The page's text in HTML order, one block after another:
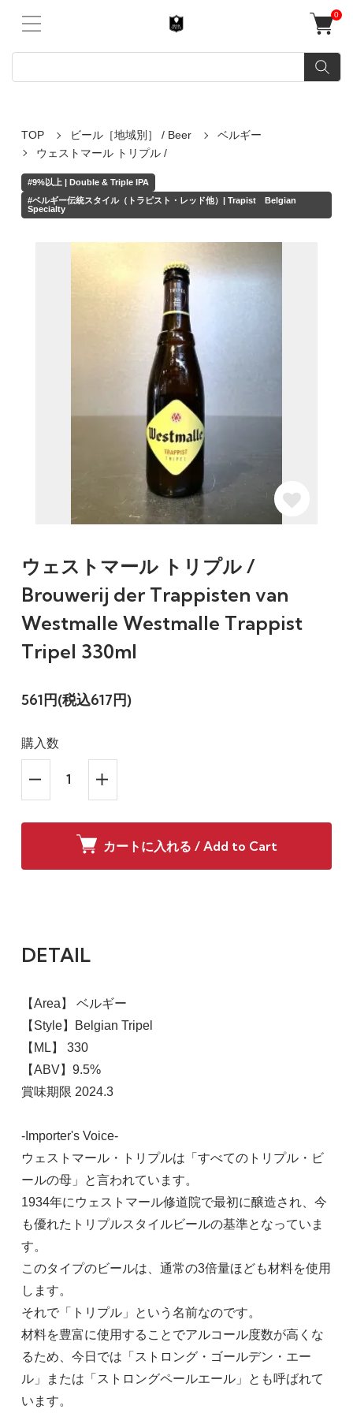
0
TOP ビール［地域別］ / Beer
ベルギー
ウェストマール トリプル /
#9%以上 | Double & Triple IPA
#ベルギー伝統スタイル（トラピスト・レッド他）| Trapist Belgian
Specialty
ウェストマール トリプル /
Brouwerij der Trappisten van
Westmalle Westmalle Trappist
Tripel 330ml
561円(税込617円)
購入数
カートに入れる / Add to Cart
DETAIL
【Area】 ベルギー
【Style】Belgian Tripel
【ML】 330
【ABV】9.5%
賞味期限 2024.3
-Importer's Voice-
ウェストマール・トリプルは「すべてのトリプル・ビ
ールの母」と言われています。
1934年にウェストマール修道院で最初に醸造され、今
も優れたトリプルスタイルビールの基準となっていま
す。
このタイプのビールは、通常の3倍量ほども材料を使用
します。
それで「トリプル」という名前なのです。
材料を豊富に使用することでアルコール度数が高くな
るため、今日では「ストロング・ゴールデン・エー
ル」または「ストロングペールエール」とも呼ばれて
います。